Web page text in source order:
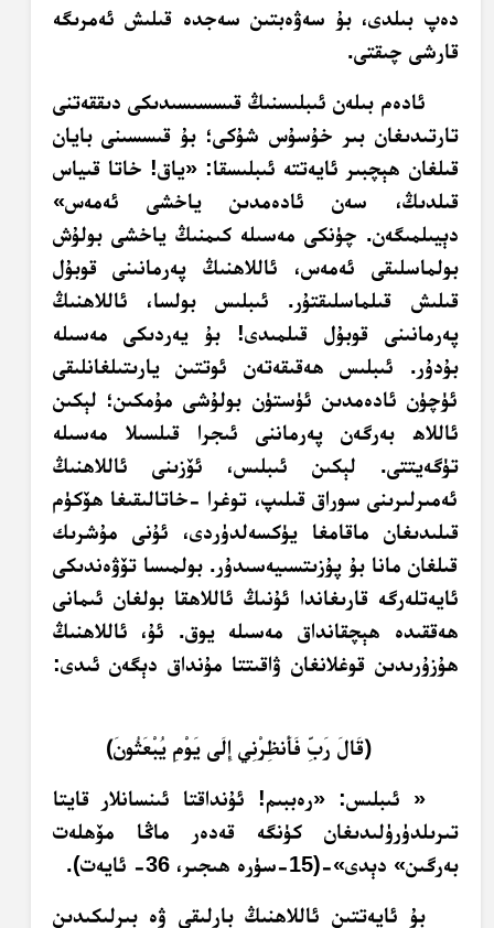
دەپ بىلدى، بۇ سەۋەبتىن سەجدە قىلىش ئەمرىگە
قارشى چىقتى.
ئادەم بىلەن ئىبلىسنىڭ قىسسىسىدىكى دىققەتنى
تارتىدىغان بىر خۇسۇس شۇكى؛ بۇ قىسسىنى بايان
قىلغان ھېچبىر ئايەتتە ئىبلىسقا: «ياق! خاتا قىياس
قىلدىڭ، سەن ئادەمدىن ياخشى ئەمەس»
دېيىلمىگەن. چۈنكى مەسىلە كىمنىڭ ياخشى بولۇش
بولماسلىقى ئەمەس، ئاللاھنىڭ پەرمانىنى قوبۇل
قىلىش قىلماسلىقتۇر. ئىبلىس بولسا، ئاللاھنىڭ
پەرمانىنى قوبۇل قىلمىدى! بۇ يەردىكى مەسىلە
بۇدۇر. ئىبلىس ھەقىقەتەن ئوتتىن يارىتىلغانلىقى
ئۈچۈن ئادەمدىن ئۈستۈن بولۇشى مۇمكىن؛ لېكىن
ئاللاھ بەرگەن پەرماننى ئىجرا قىلسىلا مەسىلە
تۈگەيتتى. لېكىن ئىبلىس، ئۆزىنى ئاللاھنىڭ
ئەمىرلىرىنى سوراق قىلىپ، توغرا -خاتالىقىغا ھۆكۈم
قىلىدىغان ماقامغا يۈكسەلدۈردى، ئۇنى مۇشرىك
قىلغان مانا بۇ پۇزىتسىيەسىدۇر. بولمىسا تۆۋەندىكى
ئايەتلەرگە قارىغاندا ئۇنىڭ ئاللاھقا بولغان ئىمانى
ھەققىدە ھېچقانداق مەسىلە يوق. ئۇ، ئاللاھنىڭ
ھۇزۇرىدىن قوغلانغان ۋاقىتتا مۇنداق دېگەن ئىدى:
﴿قَالَ رَبِّ فَأَنظِرْنِي إِلَى يَوْمِ يُبْعَثُونَ﴾
« ئىبلىس: «رەببىم! ئۇنداقتا ئىنسانلار قايتا
تىرىلدۈرۈلىدىغان كۈنگە قەدەر ماڭا مۆھلەت
بەرگىن» دېدى»-(15-سۈرە ھىجىر، 36- ئايەت).
بۇ ئايەتتىن ئاللاھنىڭ بارلىقى ۋە بىرلىكىدىن